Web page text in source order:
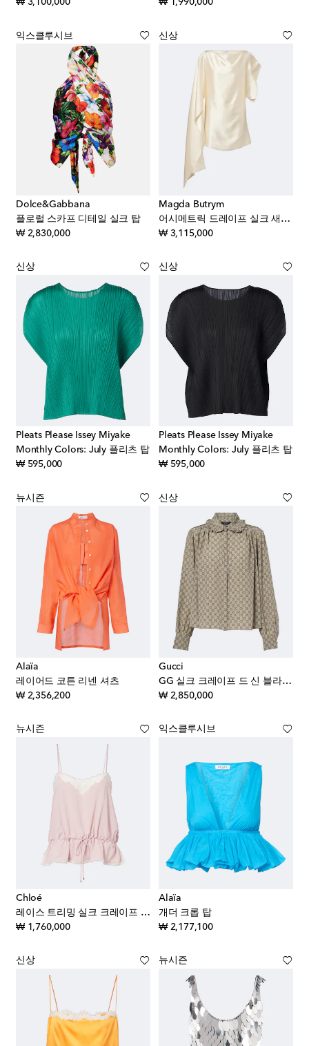
₩ 3,100,000 ₩ 1,990,000
익스클루시브
Dolce&Gabbana
플로럴 스카프 디테일 실크 탑
₩ 2,830,000original price
신상
Magda Butrym
어시메트릭 드레이프 실크 새틴 탑
₩ 3,115,000original price
신상
Pleats Please Issey Miyake
Monthly Colors: July 플리츠 탑
₩ 595,000original price
신상
Pleats Please Issey Miyake
Monthly Colors: July 플리츠 탑
₩ 595,000original price
뉴시즌
Alaïa
레이어드 코튼 리넨 셔츠
₩ 2,356,200original price
신상
Gucci
GG 실크 크레이프 드 신 블라우스
₩ 2,850,000original price
뉴시즌
Chloé
레이스 트리밍 실크 크레이프 드 신 캐미솔
₩ 1,760,000original price
익스클루시브
Alaïa
개더 크롭 탑
₩ 2,177,100original price
신상 뉴시즌